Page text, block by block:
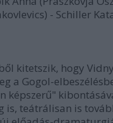
- Schiller
kitetszik, hogy
a Gogol-
képszerű"
is, teátrálisan is